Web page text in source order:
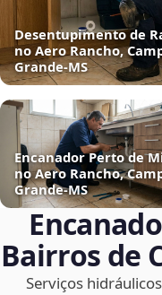
Desentupimento de
no Aero Rancho,
Grande‑MS
Encanador Perto de
no Aero Rancho,
Grande‑MS
Bairros de
Serviços